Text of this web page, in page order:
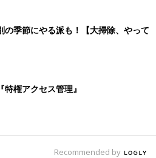
が行き渡っていれば水やりしなく
っては、葉にはじかれて根元が湧
も油断せず確認します。
ける降雪量なら、外に出したまま
降雪量の多い地域では雪や霜、寒風
スチロールにいれて寒さから守っ
し
松やヒノキなどの「松柏類」とモミ
の季節にやる派も！【大掃除、やって
権アクセス管理』
Recommended by